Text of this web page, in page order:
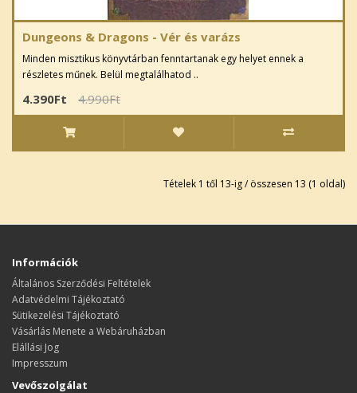
Dungeons & Dragons - Vér és varázs
Minden misztikus könyvtárban fenntartanak egy helyet ennek a
részletes műnek. Belül megtalálhatod ..
4.390Ft 4.990Ft
Tételek 1 től 13-ig / összesen 13 (1 oldal)
Információk
Általános Szerződési Feltételek
Adatvédelmi Tájékoztató
Sütikezelési Tájékoztató
Vásárlás Menete a Webáruházban
Elállási Jog
Impresszum
Vevőszolgálat